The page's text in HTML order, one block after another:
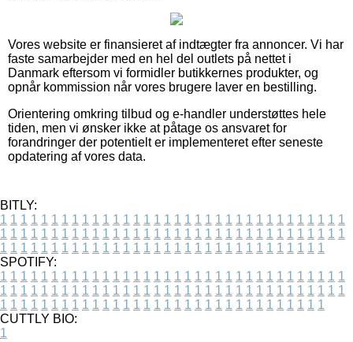
Vores website er finansieret af indtægter fra annoncer. Vi har
faste samarbejder med en hel del outlets på nettet i
Danmark eftersom vi formidler butikkernes produkter, og
opnår kommission når vores brugere laver en bestilling.
Orientering omkring tilbud og e-handler understøttes hele
tiden, men vi ønsker ikke at påtage os ansvaret for
forandringer der potentielt er implementeret efter seneste
opdatering af vores data.
BITLY:
1 1 1 1 1 1 1 1 1 1 1 1 1 1 1 1 1 1 1 1 1 1 1 1 1 1 1 1 1 1 1 1 1 1
1 1 1 1 1 1 1 1 1 1 1 1 1 1 1 1 1 1 1 1 1 1 1 1 1 1 1 1 1 1 1 1 1 1
1 1 1 1 1 1 1 1 1 1 1 1 1 1 1 1 1 1 1 1 1 1 1 1 1 1 1 1 1 1 1 1
SPOTIFY:
1 1 1 1 1 1 1 1 1 1 1 1 1 1 1 1 1 1 1 1 1 1 1 1 1 1 1 1 1 1 1 1 1 1
1 1 1 1 1 1 1 1 1 1 1 1 1 1 1 1 1 1 1 1 1 1 1 1 1 1 1 1 1 1 1 1 1 1
1 1 1 1 1 1 1 1 1 1 1 1 1 1 1 1 1 1 1 1 1 1 1 1 1 1 1 1 1 1 1 1
CUTTLY BIO:
1